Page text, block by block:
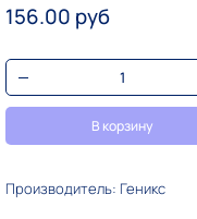
156.00 руб
В корзину
Производитель: Геникс